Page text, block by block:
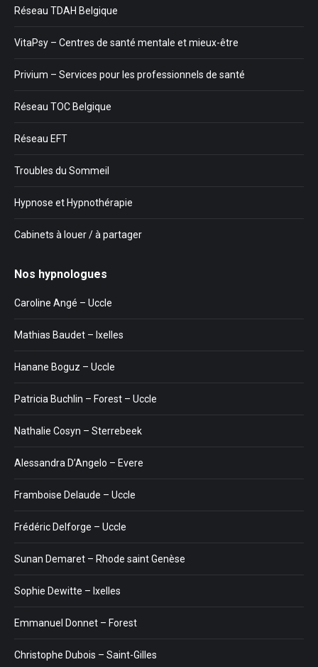
Réseau TDAH Belgique
VitaPsy – Centres de santé mentale et mieux-être
Privium – Services pour les professionnels de santé
Réseau TOC Belgique
Réseau EFT
Troubles du Sommeil
Hypnose et Hypnothérapie
Cabinets à louer / à partager
Nos hypnologues
Caroline Angé – Uccle
Mathias Baudet – Ixelles
Hanane Boguz – Uccle
Patricia Buchlin – Forest – Uccle
Nathalie Cosyn – Sterrebeek
Alessandra D’Angelo – Evere
Framboise Delaude – Uccle
Frédéric Delforge – Uccle
Sunan Demaret – Rhode saint Genèse
Sophie Dewitte – Ixelles
Emmanuel Donnet – Forest
Christophe Dubois – Saint-Gilles